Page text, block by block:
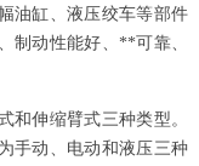
油缸、液压绞车等部件
制动性能好、**可靠、
和伸缩臂式三种类型。
手动、电动和液压三种